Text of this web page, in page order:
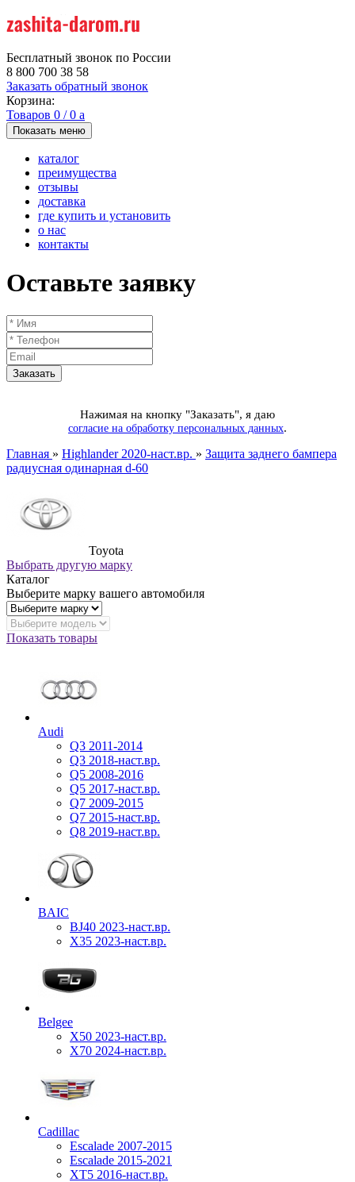
Бесплатный звонок по России
8 800 700 38 58
Заказать обратный звонок
Корзина:
Товаров 0 /0 a
Показать меню
каталог
преимущества
отзывы
доставка
где купить и установить
о нас
контакты
Оставьте заявку
Нажимая на кнопку "Заказать", я даю
согласие на обработку персональных данных.
Главная » Highlander 2020-наст.вр. » Защита заднего бампера
радиусная одинарная d-60
Toyota
Выбрать другую марку
Каталог
Выберите марку вашего автомобиля
Показать товары
Audi
Q3 2011-2014
Q3 2018-наст.вр.
Q5 2008-2016
Q5 2017-наст.вр.
Q7 2009-2015
Q7 2015-наст.вр.
Q8 2019-наст.вр.
BAIC
BJ40 2023-наст.вр.
X35 2023-наст.вр.
Belgee
X50 2023-наст.вр.
X70 2024-наст.вр.
Cadillac
Escalade 2007-2015
Escalade 2015-2021
XT5 2016-наст.вр.